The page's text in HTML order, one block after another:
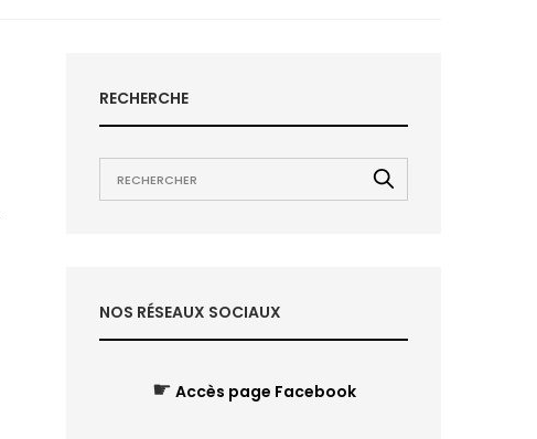
RECHERCHE
NOS RÉSEAUX SOCIAUX
☛ Accès page Facebook